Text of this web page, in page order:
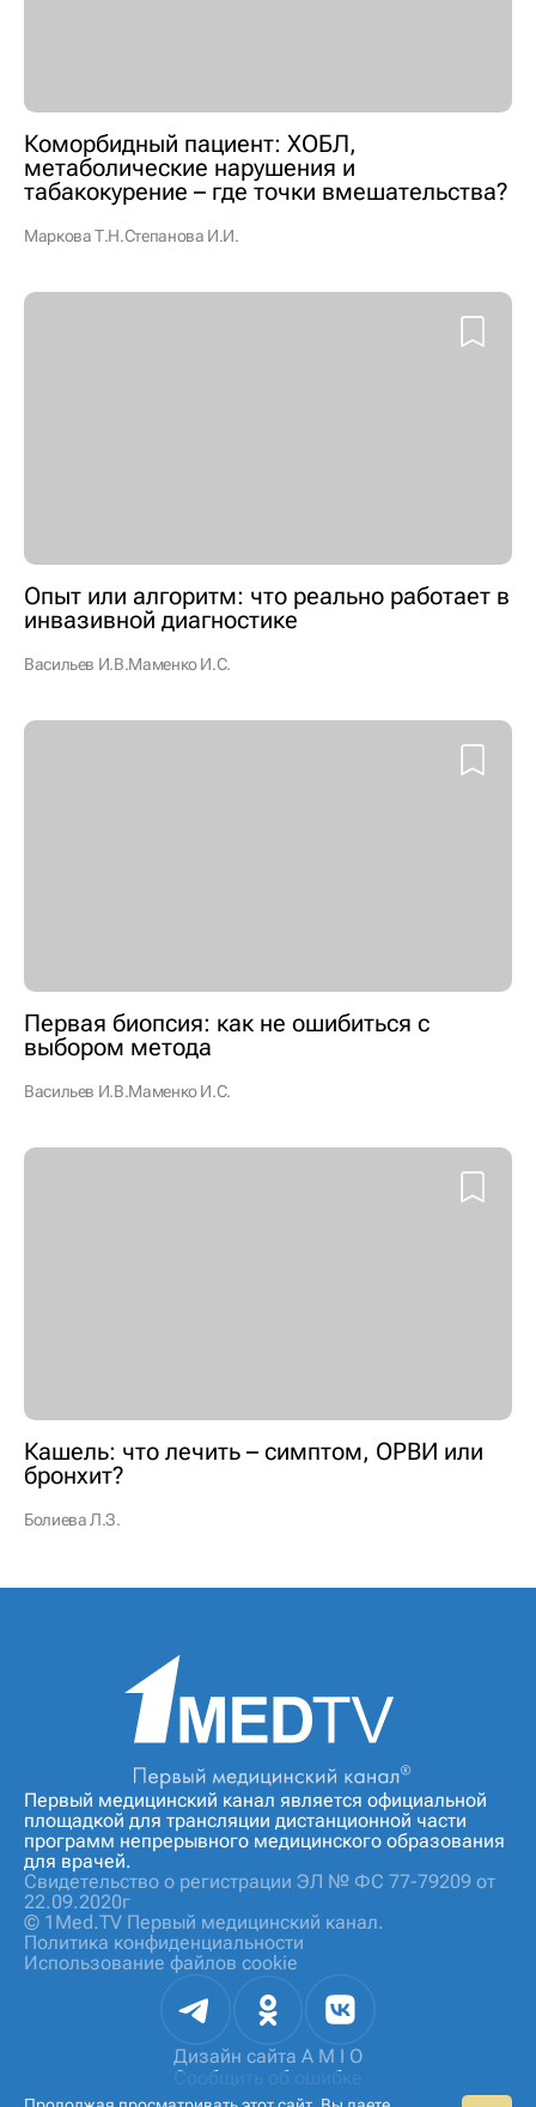
Коморбидный пациент: ХОБЛ,
метаболические нарушения и
табакокурение – где точки вмешательства?
Маркова Т.Н.Степанова И.И.
Опыт или алгоритм: что реально работает в
инвазивной диагностике
Васильев И.В.Маменко И.С.
Первая биопсия: как не ошибиться с
выбором метода
Васильев И.В.Маменко И.С.
Кашель: что лечить – симптом, ОРВИ или
бронхит?
Болиева Л.З.
Первый медицинский канал является официальной
площадкой для трансляции дистанционной части
программ непрерывного медицинского образования
для врачей.
Свидетельство о регистрации ЭЛ № ФС 77-79209 от
22.09.2020г
© 1Med.TV Первый медицинский канал.
Политика конфиденциальности
Использование файлов cookie
Дизайн сайта A M I O
Сообщить об ошибке